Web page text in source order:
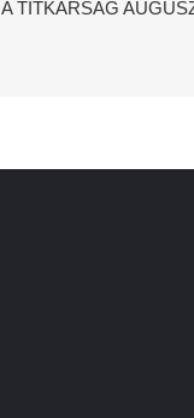
A TITKÁRSÁG